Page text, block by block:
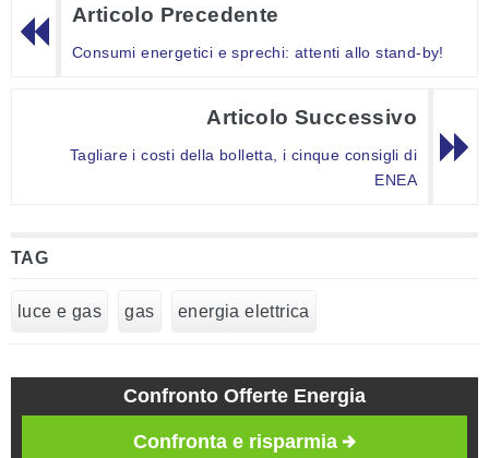
Articolo Precedente
Consumi energetici e sprechi: attenti allo stand-by!
Articolo Successivo
Tagliare i costi della bolletta, i cinque consigli di
ENEA
TAG
luce e gas gas energia elettrica
Confronto Offerte Energia
Confronta e risparmia